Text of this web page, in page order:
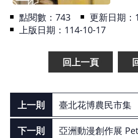
回
首
導
覽
EN
點閱數： 743
更新日期
上版日期：114-10-17
回上一頁
臺北花博農民市集
亞洲動漫創作展